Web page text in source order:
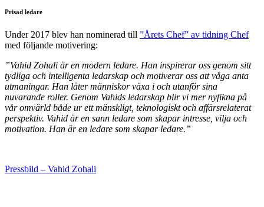
Prisad ledare
Under 2017 blev han nominerad till ”Årets Chef” av tidning Chef
med följande motivering:
”Vahid Zohali är en modern ledare. Han inspirerar oss genom sitt
tydliga och intelligenta ledarskap och motiverar oss att våga anta
utmaningar. Han låter människor växa i och utanför sina
nuvarande roller. Genom Vahids ledarskap blir vi mer nyfikna på
vår omvärld både ur ett mänskligt, teknologiskt och affärsrelaterat
perspektiv. Vahid är en sann ledare som skapar intresse, vilja och
motivation. Han är en ledare som skapar ledare.”
Pressbild – Vahid Zohali